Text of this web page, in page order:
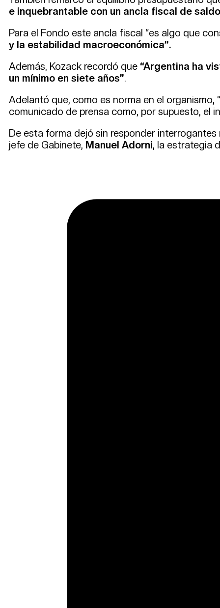
e inquebrantable con un ancla fiscal de
Para el Fondo este ancla fiscal “es algo que
y la estabilidad macroeconómica”.
Además, Kozack recordó que “Argentina ha
un mínimo en siete años”.
Adelantó que, como es norma en el
comunicado de prensa como, por supuesto, el
De esta forma dejó sin responder
jefe de Gabinete, Manuel Adorni, la estrategia